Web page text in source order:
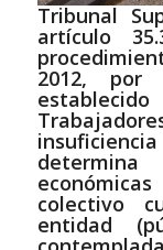
Tribunal
artículo
2012, por
colectivo
entidad